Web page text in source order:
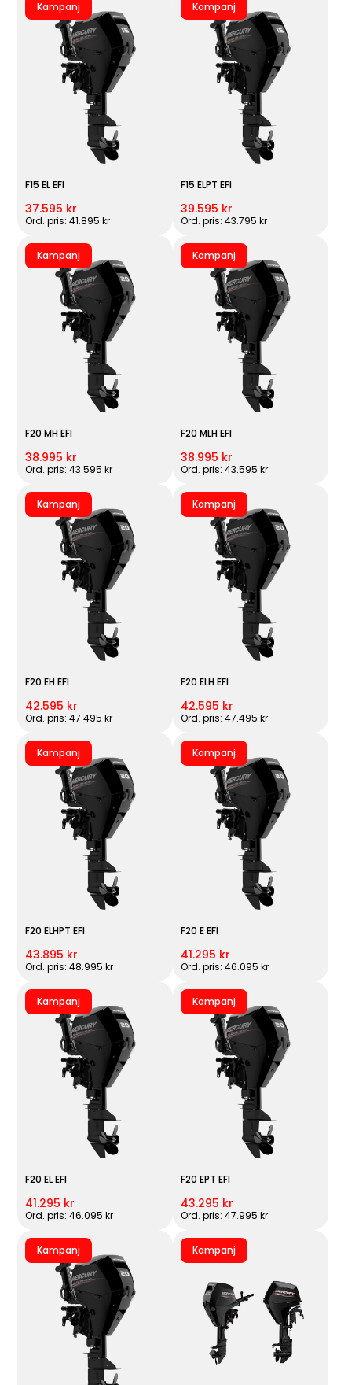
Kampanj
F15 EL EFI
37.595 kr
Ord. pris: 41.895 kr
Kampanj
F15 ELPT EFI
39.595 kr
Ord. pris: 43.795 kr
Kampanj
F20 MH EFI
38.995 kr
Ord. pris: 43.595 kr
Kampanj
F20 MLH EFI
38.995 kr
Ord. pris: 43.595 kr
Kampanj
F20 EH EFI
42.595 kr
Ord. pris: 47.495 kr
Kampanj
F20 ELH EFI
42.595 kr
Ord. pris: 47.495 kr
Kampanj
F20 ELHPT EFI
43.895 kr
Ord. pris: 48.995 kr
Kampanj
F20 E EFI
41.295 kr
Ord. pris: 46.095 kr
Kampanj
F20 EL EFI
41.295 kr
Ord. pris: 46.095 kr
Kampanj
F20 EPT EFI
43.295 kr
Ord. pris: 47.995 kr
Kampanj Kampanj